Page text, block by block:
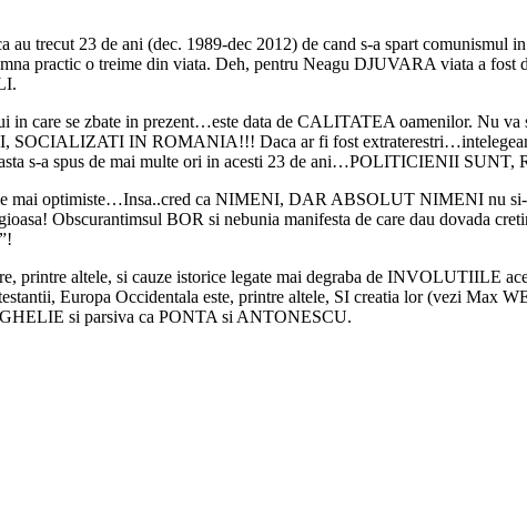
trecut 23 de ani (dec. 1989-dec 2012) de cand s-a spart comunismul
practic o treime din viata. Deh, pentru Neagu DJUVARA viata a fost
in care se zbate in prezent…este data de CALITATEA oamenilor. Nu
IN ROMANIA!!! Daca ar fi fost
s-a spus de mai multe ori in acesti 23 de ani…POLITICIENII
mai optimiste…Insa..cred ca NIMENI, DAR ABSOLUT NIMENI nu
Obscurantimsul BOR si nebunia manifesta de care dau dovada
printre altele, si cauze istorice legate mai degraba de INVOLUTIILE
Europa Occidentala este, printre altele, SI creatia lor (vezi Max
si parsiva ca PONTA si ANTONESCU.